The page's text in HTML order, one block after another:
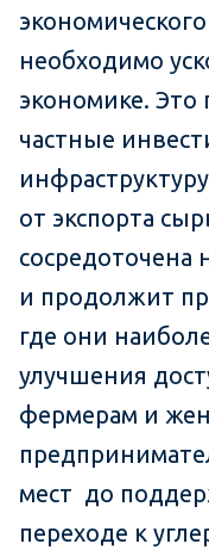
необходимо
экономике. Это
частные
от экспорта
сосредоточена
и продолжит
где они
улучшения
фермерам и
мест до
переходе к